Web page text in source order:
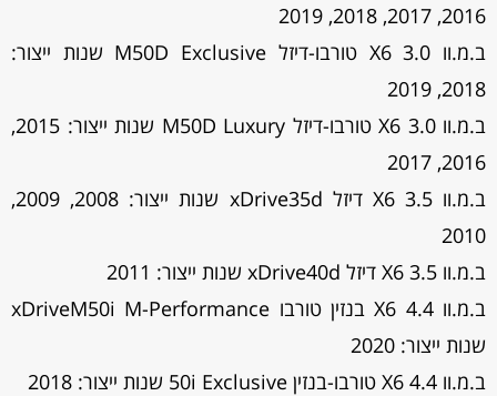
2016, 2017, 2018, 2019
ב.מ.וו X6 3.0 טורבו-דיזל M50D Exclusive שנות ייצור:
2018, 2019
ב.מ.וו X6 3.0 טורבו-דיזל M50D Luxury שנות ייצור: 2015,
2016, 2017
ב.מ.וו X6 3.5 דיזל xDrive35d שנות ייצור: 2008, 2009,
2010
ב.מ.וו X6 3.5 דיזל xDrive40d שנות ייצור: 2011
ב.מ.וו X6 4.4 בנזין טורבו xDriveM50i M-Performance
שנות ייצור: 2020
ב.מ.וו X6 4.4 טורבו-בנזין 50i Exclusive שנות ייצור: 2018